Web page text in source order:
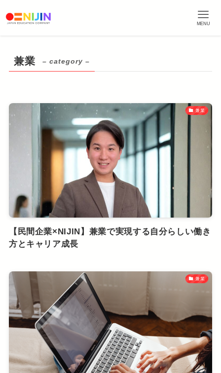
MENU
兼業 – category –
兼業
【民間企業×NIJIN】兼業で実現する自分らしい働き
方とキャリア成長
兼業